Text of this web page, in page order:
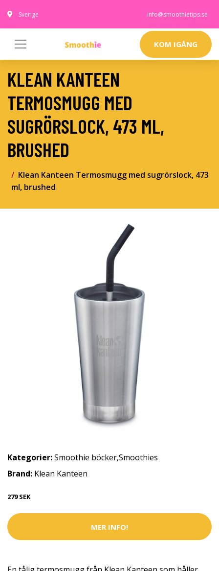
Sverige info@smoothietips.se
KOM IGÅNG
KLEAN KANTEEN
TERMOSMUGG MED
SUGRÖRSLOCK, 473 ML,
BRUSHED
Klean Kanteen Termosmugg med sugrörslock, 473
ml, brushed
Kategorier:Smoothie böcker,Smoothies
Brand: Klean Kanteen
279 SEK
MER INFO!